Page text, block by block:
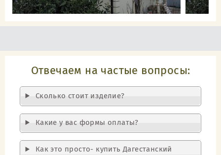
Отвечаем на частые вопросы:
Cколько стоит изделие?
Какие у вас формы оплаты?
Как это просто- купить Дагестанский